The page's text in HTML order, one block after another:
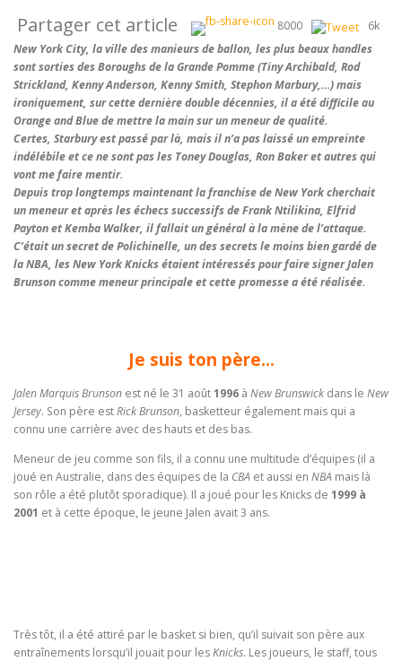
Partager cet article 8000
6k
New York City, la ville des manieurs de ballon, les plus beaux handles
sont sorties des Boroughs de la Grande Pomme (Tiny Archibald, Rod
Strickland, Kenny Anderson, Kenny Smith, Stephon Marbury,…) mais
ironiquement, sur cette dernière double décennies, il a été difficile au
Orange and Blue de mettre la main sur un meneur de qualité.
Certes, Starbury est passé par là, mais il n’a pas laissé un empreinte
indélébile et ce ne sont pas les Toney Douglas, Ron Baker et autres qui
vont me faire mentir.
Depuis trop longtemps maintenant la franchise de New York cherchait
un meneur et après les échecs successifs de Frank Ntilikina, Elfrid
Payton et Kemba Walker, il fallait un général à la mène de l’attaque.
C’était un secret de Polichinelle, un des secrets le moins bien gardé de
la NBA, les New York Knicks étaient intéressés pour faire signer Jalen
Brunson comme meneur principale et cette promesse a été réalisée.
Je suis ton père…
Jalen Marquis Brunson est né le 31 août1996 à New Brunswick dans le New
Jersey. Son père estRick Brunson, basketteur également mais qui a
connu une carrière avec des hauts et des bas.
Meneur de jeu comme son fils, il a connu une multitude d’équipes (il a
joué en Australie, dans des équipes de la CBA et aussi en NBA mais là
son rôle a été plutôt sporadique). Il a joué pour les Knicks de 1999 à
2001 et à cette époque, le jeune Jalen avait 3 ans.
Très tôt, il a été attiré par le basket si bien, qu’il suivait son père aux
entraînements lorsqu’il jouait pour lesKnicks. Les joueurs, le staff, tous